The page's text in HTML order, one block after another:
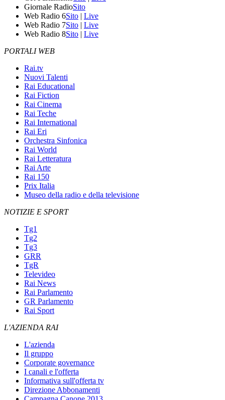
Giornale RadioSito
Web Radio 6Sito | Live
Web Radio 7Sito | Live
Web Radio 8Sito | Live
PORTALI WEB
Rai.tv
Nuovi Talenti
Rai Educational
Rai Fiction
Rai Cinema
Rai Teche
Rai International
Rai Eri
Orchestra Sinfonica
Rai World
Rai Letteratura
Rai Arte
Rai 150
Prix Italia
Museo della radio e della televisione
NOTIZIE E SPORT
Tg1
Tg2
Tg3
GRR
TgR
Televideo
Rai News
Rai Parlamento
GR Parlamento
Rai Sport
L'AZIENDA RAI
L'azienda
Il gruppo
Corporate governance
I canali e l'offerta
Informativa sull'offerta tv
Direzione Abbonamenti